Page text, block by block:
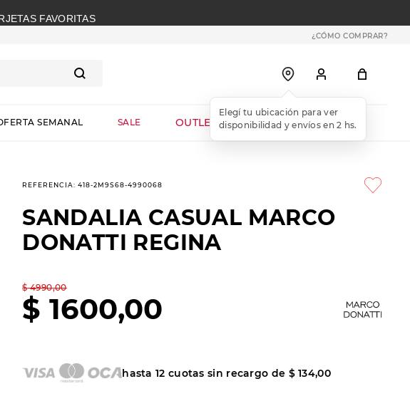
FAVORITAS
¿CÓMO COMPRAR?
SEMANAL SALE OUTLET WEB
REFERENCIA:418-2M9S68-4990068
SANDALIA CASUAL MARCO
DONATTI REGINA
$ 4990,00
$ 1600,00
hasta12 cuotas sin recargo de $ 134,00